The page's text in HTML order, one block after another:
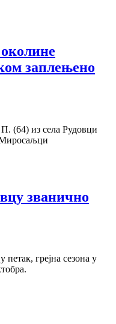
заплењено
(64) из села Рудовци
званично
петак, грејна сезона у